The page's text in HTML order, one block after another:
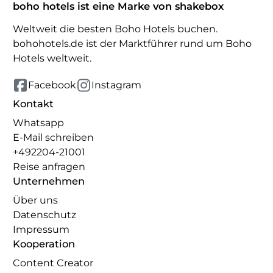
boho hotels ist eine Marke von shakebox
Weltweit die besten Boho Hotels buchen.
bohohotels.de ist der Marktführer rund um Boho
Hotels weltweit.
Facebook Instagram
Kontakt
Whatsapp
E-Mail schreiben
+492204-21001
Reise anfragen
Unternehmen
Über uns
Datenschutz
Impressum
Kooperation
Content Creator